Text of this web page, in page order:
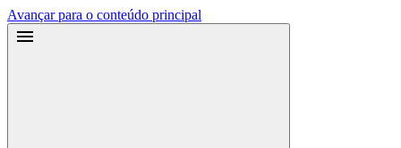
Avançar para o conteúdo principal